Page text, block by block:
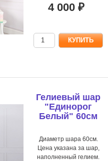
4 000 ₽
Гелиевый шар
"Единорог
Белый" 60см
Диаметр шара 60см.
Цена указана за шар,
наполненный гелием.